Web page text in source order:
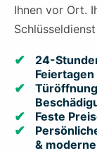
Ihnen vor Ort.
24-
Feste
&